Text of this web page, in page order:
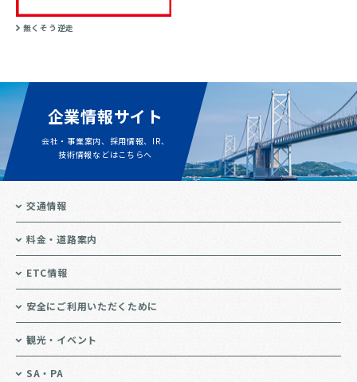
無くそう逆走
企業情報サイト
会社・事業案内、採用情報、IR、
技術情報などはこちらへ
交通情報
料金・道路案内
ETC情報
安全にご利用いただくために
観光・イベント
SA・PA